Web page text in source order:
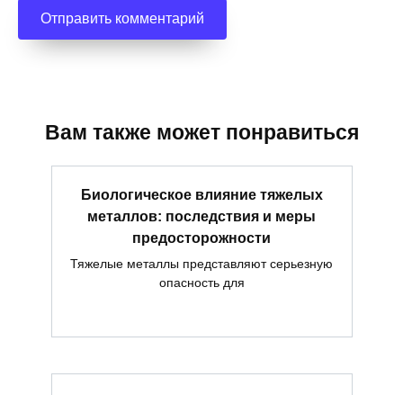
Вам также может понравиться
Биологическое влияние тяжелых
металлов: последствия и меры
предосторожности
Тяжелые металлы представляют серьезную
опасность для